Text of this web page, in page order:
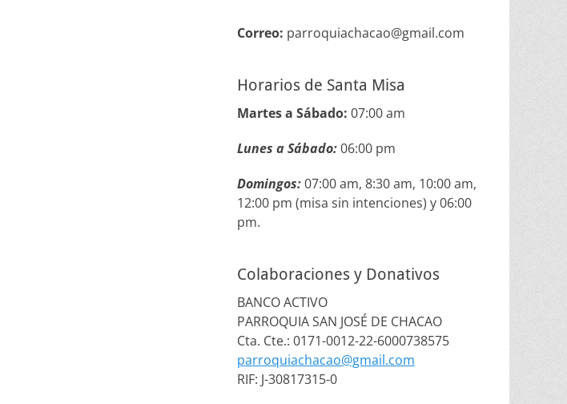
Correo: parroquiachacao@gmail.com
Horarios de Santa Misa
Martes a Sábado: 07:00 am
Lunes a Sábado:06:00 pm
Domingos:07:00 am, 8:30 am, 10:00 am,
12:00 pm (misa sin intenciones) y 06:00
pm.
Colaboraciones y Donativos
BANCO ACTIVO
PARROQUIA SAN JOSÉ DE CHACAO
Cta. Cte.: 0171-0012-22-6000738575
parroquiachacao@gmail.com
RIF: J-30817315-0